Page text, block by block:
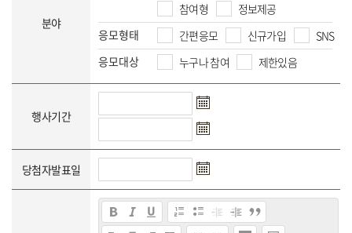
분야
참여형
정보제공
응모형태
간편응모 신규가입
SNS
응모대상
누구나 참여 제한있음
행사기간
당첨자발표일